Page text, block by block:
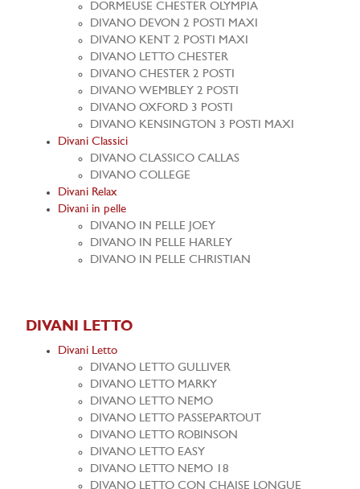
DORMEUSE CHESTER OLYMPIA
DIVANO DEVON 2 POSTI MAXI
DIVANO KENT 2 POSTI MAXI
DIVANO LETTO CHESTER
DIVANO CHESTER 2 POSTI
DIVANO WEMBLEY 2 POSTI
DIVANO OXFORD 3 POSTI
DIVANO KENSINGTON 3 POSTI MAXI
Divani Classici
DIVANO CLASSICO CALLAS
DIVANO COLLEGE
Divani Relax
Divani in pelle
DIVANO IN PELLE JOEY
DIVANO IN PELLE HARLEY
DIVANO IN PELLE CHRISTIAN
DIVANI LETTO
Divani Letto
DIVANO LETTO GULLIVER
DIVANO LETTO MARKY
DIVANO LETTO NEMO
DIVANO LETTO PASSEPARTOUT
DIVANO LETTO ROBINSON
DIVANO LETTO EASY
DIVANO LETTO NEMO 18
DIVANO LETTO CON CHAISE LONGUE